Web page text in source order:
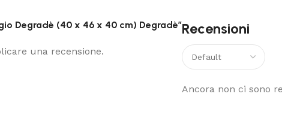
Recensioni
Ancora non ci sono
Degradè (40 x 46 x 40 cm) Degradè”
una recensione.